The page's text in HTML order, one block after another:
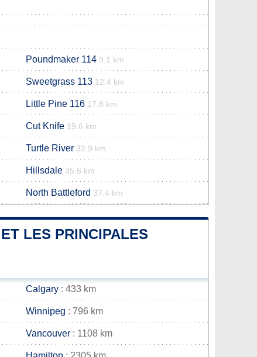
Poundmaker 114 9.1 km
Sweetgrass 113 12.4 km
Little Pine 116 17.8 km
Cut Knife 19.6 km
Turtle River 32.9 km
Hillsdale 35.6 km
North Battleford 37.4 km
LES PRINCIPALES
Calgary : 433 km
Winnipeg : 796 km
Vancouver : 1108 km